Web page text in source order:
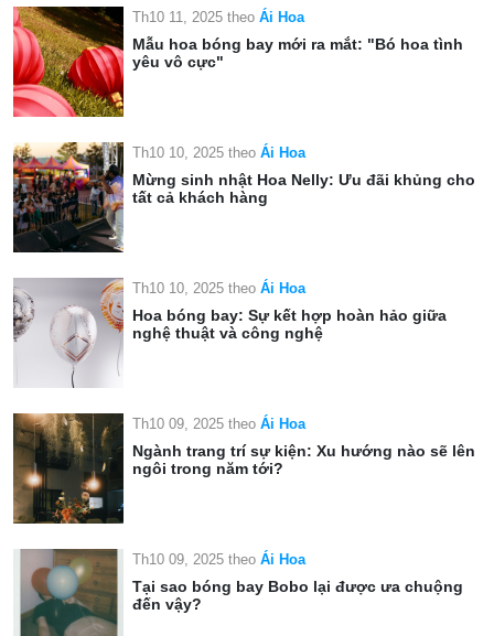
Th10 11, 2025 theo Ái Hoa
Mẫu hoa bóng bay mới ra mắt: "Bó hoa tình
yêu vô cực"
Th10 10, 2025 theo Ái Hoa
Mừng sinh nhật Hoa Nelly: Ưu đãi khủng cho
tất cả khách hàng
Th10 10, 2025 theo Ái Hoa
Hoa bóng bay: Sự kết hợp hoàn hảo giữa
nghệ thuật và công nghệ
Th10 09, 2025 theo Ái Hoa
Ngành trang trí sự kiện: Xu hướng nào sẽ lên
ngôi trong năm tới?
Th10 09, 2025 theo Ái Hoa
Tại sao bóng bay Bobo lại được ưa chuộng
đến vậy?